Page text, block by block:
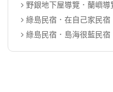
野銀地下屋導覽．蘭嶼
綠島民宿．在自己家民宿
綠島民宿．島海很藍民宿